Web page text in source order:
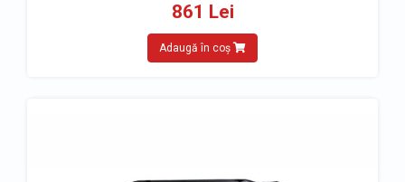
861 Lei
Adaugă în coș